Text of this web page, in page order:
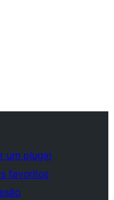
um plugin
favoritos